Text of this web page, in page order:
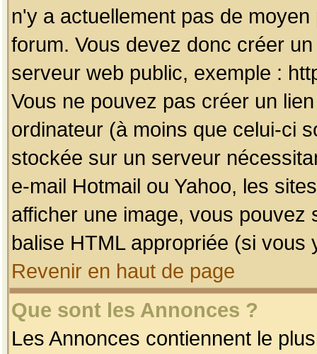
n'y a actuellement pas de
forum. Vous devez donc créer
serveur web public, exemple :
Vous ne pouvez pas créer un
ordinateur (à moins que celui-ci
stockée sur un serveur
e-mail Hotmail ou Yahoo, les
afficher une image, vous pouvez
balise HTML appropriée (si vous
Revenir en haut de page
Que sont les Annonces ?
Les Annonces contiennent le